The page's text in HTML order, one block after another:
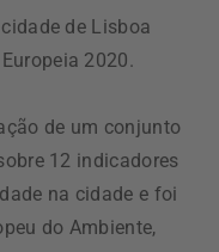
de Lisboa
2020.
de um conjunto
12 indicadores
na cidade e foi
do Ambiente,